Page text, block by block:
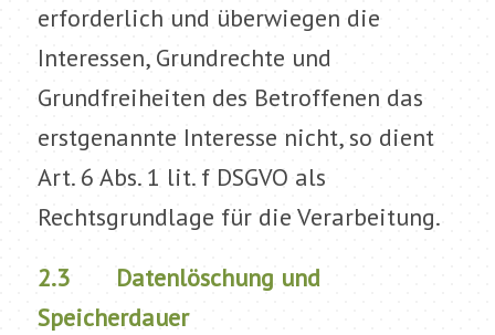
erforderlich und überwiegen die
Interessen, Grundrechte und
Grundfreiheiten des Betroffenen das
erstgenannte Interesse nicht, so dient
Art. 6 Abs. 1 lit. f DSGVO als
Rechtsgrundlage für die Verarbeitung.
2.3 Datenlöschung und
Speicherdauer